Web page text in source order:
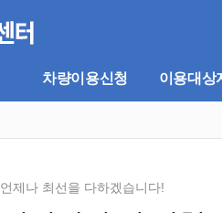
차량이용신청 이용대상
언제나 최선을 다하겠습니다!